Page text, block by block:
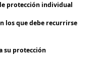
protección individual
los que debe recurrirse
su protección